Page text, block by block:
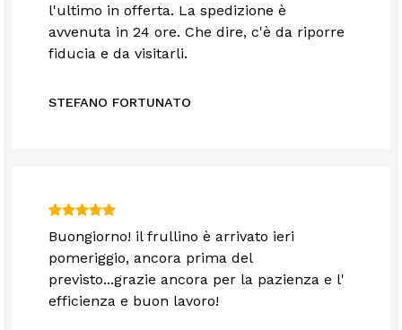
l'ultimo in offerta. La spedizione è
avvenuta in 24 ore. Che dire, c'è da riporre
fiducia e da visitarli.
STEFANO FORTUNATO
Buongiorno! il frullino è arrivato ieri
pomeriggio, ancora prima del
previsto...grazie ancora per la pazienza e l'
efficienza e buon lavoro!